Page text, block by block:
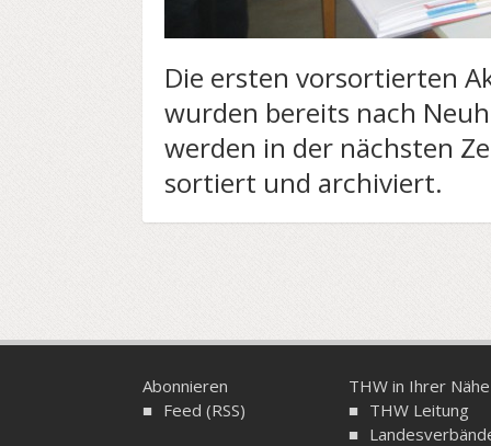
Die ersten vorsortierten
wurden bereits nach
werden in der nächsten
sortiert und archiviert.
Abonnieren
Feed (RSS)
THW in Ihrer Nähe
THW Leitung